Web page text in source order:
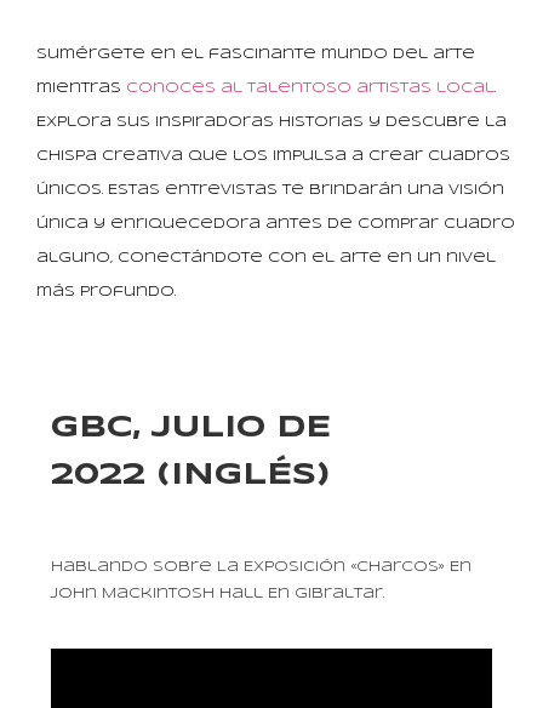
Sumérgete en el fascinante mundo del arte
mientras conoces al talentoso artistas local
Explora sus inspiradoras historias y descubre la
chispa creativa que los impulsa a crear cuadros
únicos. Estas entrevistas te brindarán una visión
única y enriquecedora antes de comprar cuadro
alguno, conectándote con el arte en un nivel
más profundo.
GBC, JULIO DE
2022 (INGLÉS)
Hablando Sobre La Exposición «Charcos» En
John Mackintosh Hall En Gibraltar.